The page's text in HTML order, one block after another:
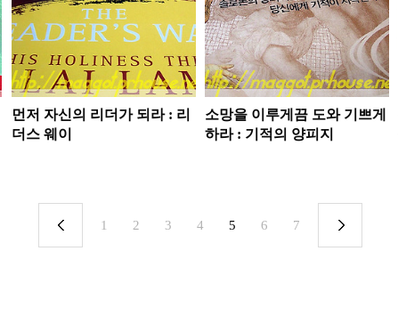
먼저 자신의 리더가 되라 : 리
더스 웨이
소망을 이루게끔 도와 기쁘게
하라 : 기적의 양피지
1 2 3 4 5 6 7